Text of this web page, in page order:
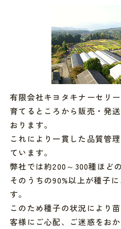
有限会社キヨタキナーセリ
育てるところから販売・発
おります。
これにより一貫した品質管
ています。
弊社では約200～300種ほど
そのうちの90%以上が種子
す。
このため種子の状況により
客様にご心配、ご迷惑をお